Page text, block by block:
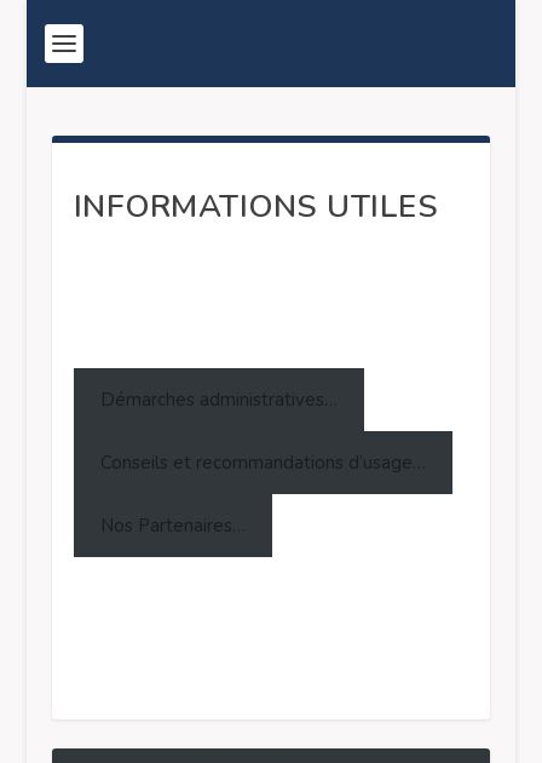
INFORMATIONS UTILES
Démarches administratives…
Conseils et recommandations d’usage…
Nos Partenaires…